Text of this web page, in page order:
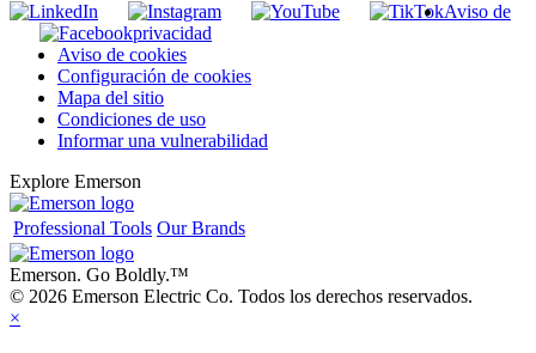
Aviso de
privacidad
Aviso de cookies
Configuración de cookies
Mapa del sitio
Condiciones de uso
Informar una vulnerabilidad
Explore Emerson
Professional Tools Our Brands
Emerson. Go Boldly.™
© 2026 Emerson Electric Co. Todos los derechos reservados.
×